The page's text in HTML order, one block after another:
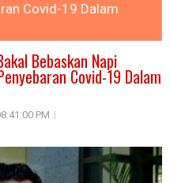
Covid-19 Dalam
Bebaskan Napi
Covid-19 Dalam
PM